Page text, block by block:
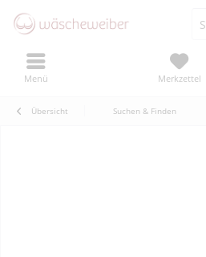
Menü Merkzettel
Übersicht Suchen & Finden